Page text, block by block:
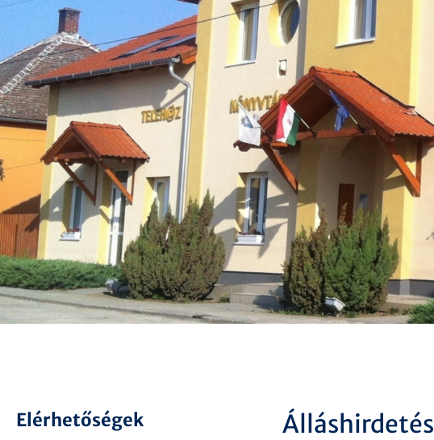
Elérhetőségek Álláshirdetés